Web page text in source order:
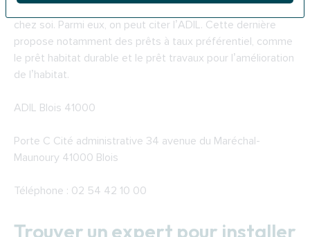
chez soi. Parmi eux, on peut citer l’ADIL. Cette dernière
propose notamment des prêts à taux préférentiel, comme
le prêt habitat durable et le prêt travaux pour l’amélioration
de l’habitat.
ADIL Blois 41000
Porte C Cité administrative 34 avenue du Maréchal-
Maunoury 41000 Blois
Téléphone : 02 54 42 10 00
Trouver un expert pour installer